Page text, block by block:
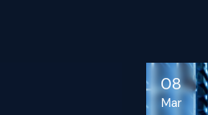
08
Mar